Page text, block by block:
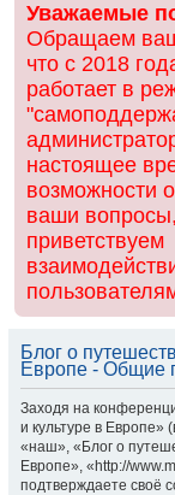
Уважаемые
Обращаем
что с 2018
работает в
настоящее
возможности
ваши
приветствуем
Блог о
Европе - Общие
Заходя на
и культуре в
«наш», «Блог о
Европе», «http://
подтверждаете своё